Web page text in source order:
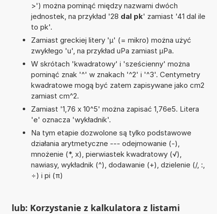
>') można pominąć między nazwami dwóch
jednostek, na przykład '28 dal pk' zamiast '41 dal ile
to pk'.
Zamiast greckiej litery 'µ' (= mikro) można użyć
zwykłego 'u', na przykład uPa zamiast µPa.
W skrótach 'kwadratowy' i 'sześcienny' można
pominąć znak '^' w znakach '^2' i '^3'. Centymetry
kwadratowe mogą być zatem zapisywane jako cm2
zamiast cm^2.
Zamiast '1,76 x 10^5' można zapisać 1,76e5. Litera
'e' oznacza 'wykładnik'.
Na tym etapie dozwolone są tylko podstawowe
działania arytmetyczne --- odejmowanie (-),
mnożenie (*, x), pierwiastek kwadratowy (√),
nawiasy, wykładnik (^), dodawanie (+), dzielenie (/, :,
÷) i pi (π)
lub: Korzystanie z kalkulatora z listami